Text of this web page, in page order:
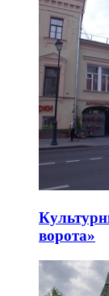
ворота»